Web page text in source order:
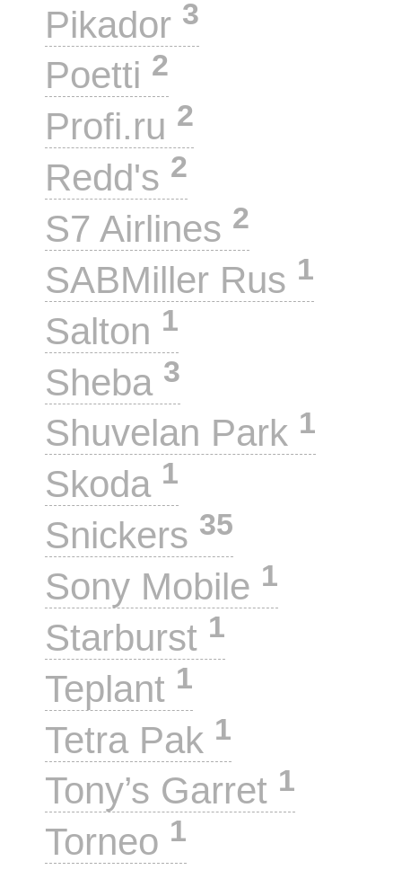
Pikador 3
Poetti 2
Profi.ru 2
Redd's 2
S7 Airlines 2
SABMiller Rus 1
Salton 1
Sheba 3
Shuvelan Park 1
Skoda 1
Snickers 35
Sony Mobile 1
Starburst 1
Teplant 1
Tetra Pak 1
Tony’s Garret 1
Torneo 1